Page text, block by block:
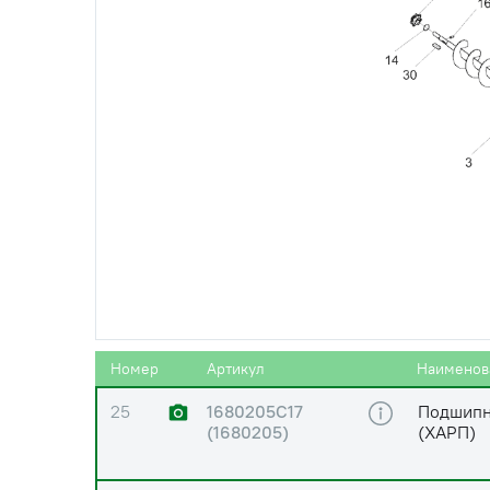
Номер Артикул
Болт
Гайка
25
1680205С17
(1680205)
(ХАРП)